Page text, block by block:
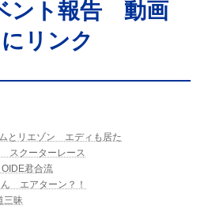
ント報告 動画
リンク
とリエゾン エディも居た
スクーターレース
君合流
エアターン？！
三昧